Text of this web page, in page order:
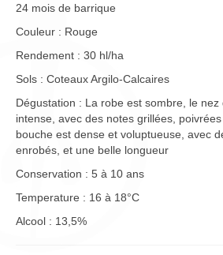
24 mois de barrique
Couleur : Rouge
Rendement : 30 hl/ha
Sols : Coteaux Argilo-Calcaires
Dégustation : La robe est sombre, le
intense, avec des notes grillées,
bouche est dense et voluptueuse, avec
enrobés, et une belle longueur
Conservation : 5 à 10 ans
Temperature : 16 à 18°C
Alcool : 13,5%